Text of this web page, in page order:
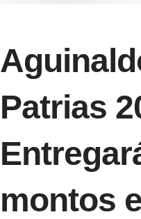
Patrias
montos